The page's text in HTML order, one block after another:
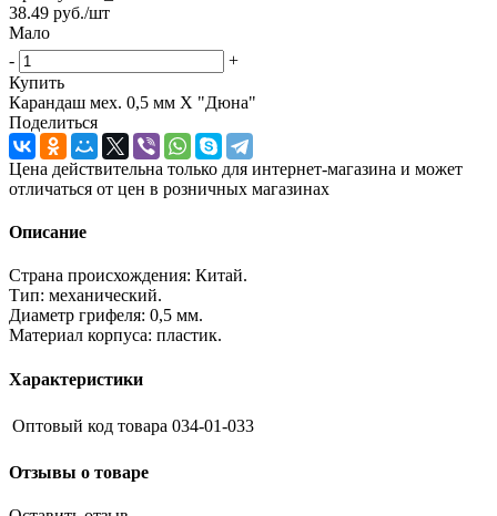
38.49 руб./шт
Мало
-
+
Купить
Карандаш мех. 0,5 мм Х "Дюна"
Поделиться
Цена действительна только для интернет-магазина и может
отличаться от цен в розничных магазинах
Описание
Страна происхождения: Китай.
Тип: механический.
Диаметр грифеля: 0,5 мм.
Материал корпуса: пластик.
Характеристики
Оптовый код товара 034-01-033
Отзывы о товаре